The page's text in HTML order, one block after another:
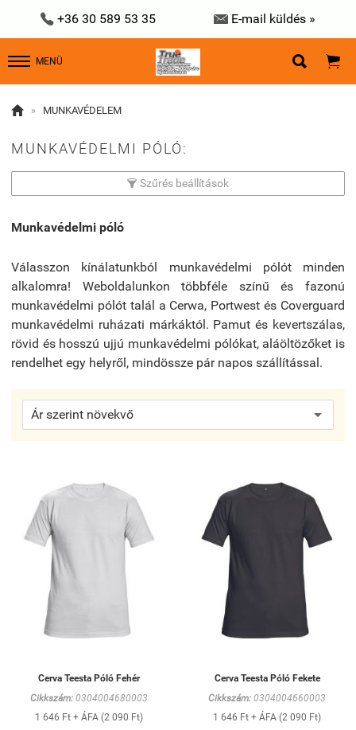
 +36 30 589 53 35  E-mail küldés »
MENÜ  
 » MUNKAVÉDELEM
MUNKAVÉDELMI PÓLÓ:
 Szűrés beállítások
Munkavédelmi póló
Válasszon kínálatunkból munkavédelmi pólót minden
alkalomra! Weboldalunkon többféle színű és fazonú
munkavédelmi pólót talál a Cerwa, Portwest és Coverguard
munkavédelmi ruházati márkáktól. Pamut és kevertszálas,
rövid és hosszú ujjú munkavédelmi pólókat, aláöltözőket is
rendelhet egy helyről, mindössze pár napos szállítással.
Cerva Teesta Póló Fehér
Cikkszám: 0304004680003
1 646 Ft + ÁFA (2 090 Ft)
Cerva Teesta Póló Fekete
Cikkszám: 0304004660003
1 646 Ft + ÁFA (2 090 Ft)